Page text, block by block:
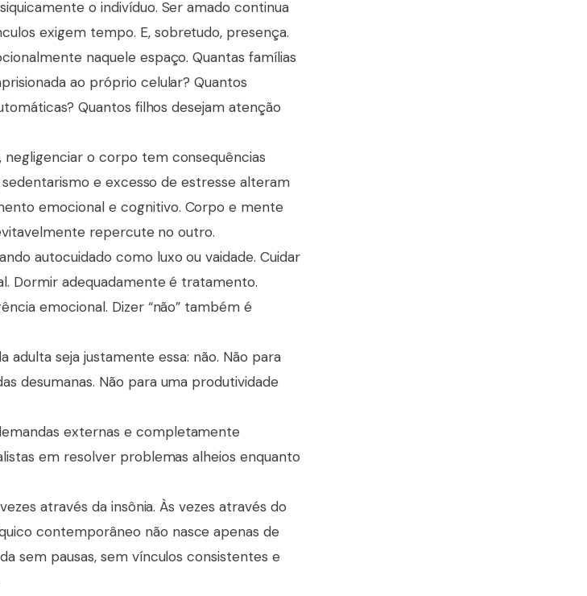
o indivíduo. Ser amado continua
exigem tempo. E, sobretudo, presença.
naquele espaço. Quantas famílias
ao próprio celular? Quantos
Quantos filhos desejam atenção
o corpo tem consequências
e excesso de estresse alteram
emocional e cognitivo. Corpo e mente
repercute no outro.
autocuidado como luxo ou vaidade. Cuidar
Dormir adequadamente é tratamento.
emocional. Dizer “não” também é
adulta seja justamente essa: não. Não para
desumanas. Não para uma produtividade
externas e completamente
em resolver problemas alheios enquanto
através da insônia. Às vezes através do
contemporâneo não nasce apenas de
sem pausas, sem vínculos consistentes e